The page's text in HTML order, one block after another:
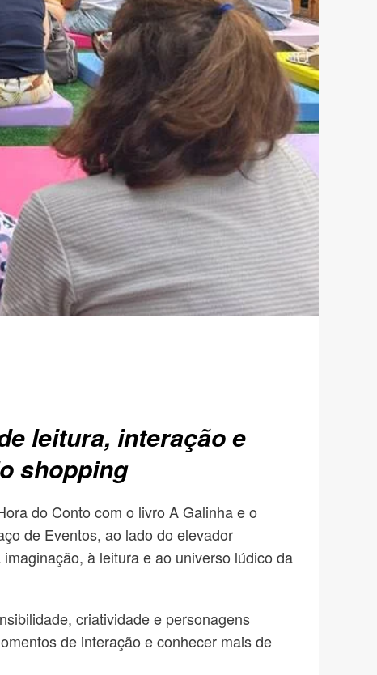
leitura, interação e
shopping
do Conto com o livro A Galinha e o
de Eventos, ao lado do elevador
à leitura e ao universo lúdico da
criatividade e personagens
de interação e conhecer mais de